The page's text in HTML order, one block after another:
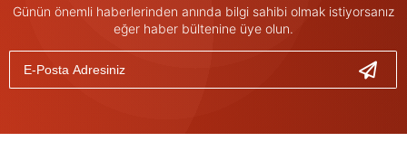
Günün önemli haberlerinden anında bilgi sahibi olmak istiyorsanız
eğer haber bültenine üye olun.